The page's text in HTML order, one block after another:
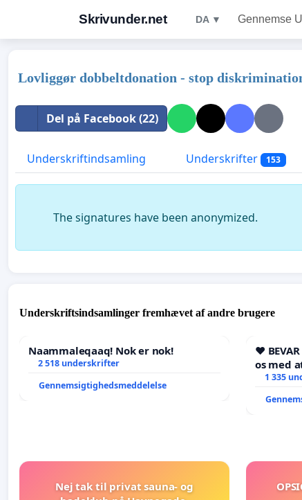
Skrivunder.net DA ▼ Gennemse
Lovliggør dobbeltdonation - stop
Del på Facebook (22)
Underskriftindsamling Underskrifter 153
The signatures have been anonymized.
Underskriftsindsamlinger fremhævet af andre brugere
Naammaleqaaq! Nok er nok!
2 518 underskrifter
Gennemsigtighedsmeddelelse
❤️
os med
1 335
Nej tak til privat sauna- og